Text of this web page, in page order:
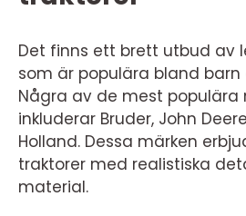
Det finns ett brett utbud av
som är populära bland barn
Några av de mest populära
inkluderar Bruder, John
Holland. Dessa märken
traktorer med realistiska
material.